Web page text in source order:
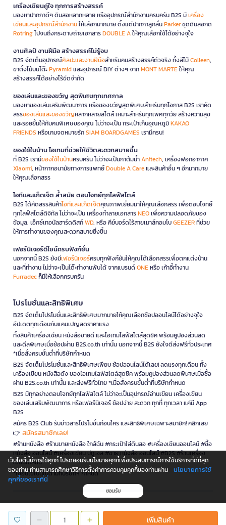
เพิ่มสินค้า
เครื่องเขียนคู่ใจ ทุกการสร้างสรรค์
มองหาปากกาดีๆ ดินสอหลากหลาย หรืออุปกรณ์สำนักงานครบครัน B2S มีเครื่อง
เขียนและอุปกรณ์สำนักงานให้เลือกมากมาย ตั้งแต่ปากกาลูกลื่นParkerชุดดินสอกด
Rotringไปจนถึงกระดาษถ่ายเอกสารDOUBLE Aให้คุณเลือกใช้ได้อย่างจุใจ
งานศิลป์ งานฝีมือ สร้างสรรค์ไม่รู้จบ
B2S จัดเต็มอุปกรณ์ศิลปะและงานฝีมือสำหรับคนสร้างสรรค์ตัวจริง ทั้งสีไม้Colleen,
ขาตั้งไม้บนโต๊ะPyramidและอุปกรณ์ DIY ต่างๆ จากMONT MARTEให้คุณ
สร้างสรรค์ได้อย่างไร้ขีดจำกัด
ของเล่นและของขวัญ สุดพิเศษทุกเทศกาล
มองหาของเล่นเสริมพัฒนาการ หรือของขวัญสุดพิเศษสำหรับทุกโอกาส B2S เราคัด
สรรของเล่นและของขวัญหลากหลายสไตล์ เหมาะสำหรับทุกเพศทุกวัย สร้างความสุข
และรอยยิ้มให้กับคนพิเศษของคุณ ไม่ว่าจะเป็น กระเป๋าเก็บอุณหภูมิKAKAO
FRIENDS หรือเกมจดหมายรักSIAM BOARDGAMES เรามีครบ!
ของใช้ในบ้าน ไอเทมที่ช่วยให้ชีวิตสะดวกสบายขึ้น
ที่ B2S เรามีของใช้ในบ้านครบครัน ไม่ว่าจะเป็นกาต้มน้ำAnitech, เครื่องฟอกอากาศ
Xiaomi, หน้ากากอนามัยทางการแพทย์Double A Careและสินค้าอื่น ๆ อีกมากมาย
ให้คุณเลือกสรร
ไอทีและแก็ดเจ็ต ล้ำสมัย ตอบโจทย์ทุกไลฟ์สไตล์
B2S ได้คัดสรรสินค้าไอทีและแก็ดเจ็ตคุณภาพเยี่ยมมาให้คุณเลือกสรร เพื่อตอบโจทย์
ทุกไลฟ์สไตล์ดิจิทัล ไม่ว่าจะเป็น เครื่องทำลายเอกสารNEOเพื่อความปลอดภัยของ
ข้อมูล, เอ็กซ์เทอนัลฮาร์ดดิสก์WD, หรือ คีย์บอร์ดไร้สายเมาส์คอมโบGEEZERที่ช่วย
ให้การทำงานของคุณสะดวกสบายยิ่งขึ้น
เฟอร์นิเจอร์ดีไซน์ครบฟังก์ชั่น
นอกจากนี้ B2S ยังมีเฟอร์นิเจอร์ครบทุกฟังก์ชันให้คุณได้เลือกสรรเพื่อตกแต่งบ้าน
และที่ทำงาน ไม่ว่าจะเป็นโต๊ะทำงานพับได้ จากแบรนด์ONEหรือ เก้าอี้ทำงาน
Furradecก็มีให้เลือกครบครัน
โปรโมชั่นและสิทธิพิเศษ
B2S จัดเต็มโปรโมชั่นและสิทธิพิเศษมากมายให้คุณเลือกช้อปออนไลน์ได้อย่างจุใจ
อัปเดตทุกเดือนกับแคมเปญลดราคาแรง
ทั้งสินค้าเครื่องเขียน หนังสือขายดี และไอเทมไลฟ์สไตล์สุดชิค พร้อมคูปองส่วนลด
และดีลพิเศษเมื่อช้อปผ่าน B2S.co.th เท่านั้น นอกจากนี้ B2S ยังใจดีส่งฟรีทั่วประเทศ
*เมื่อสั่งครบขั้นต่ำที่บริษัทกำหนด
B2S จัดเต็มโปรโมชั่นและสิทธิพิเศษเพียบ ช้อปออนไลน์ได้เลย! ลดแรงทุกเดือน ทั้ง
เครื่องเขียน หนังสือดัง ของไอเทมไลฟ์สไตล์สุดชิค พร้อมคูปองส่วนลดพิเศษเมื่อซื้อ
ผ่าน B2S.co.th เท่านั้น และส่งฟรีทั่วไทย *เมื่อสั่งครบขั้นต่ำที่บริษัทกำหนด
B2S มีทุกอย่างตอบโจทย์ทุกไลฟ์สไตล์ ไม่ว่าจะเป็นอุปกรณ์อ่านเขียน เครื่องเขียน
ของเล่นเสริมพัฒนาการ หรือเฟอร์นิเจอร์ ช้อปง่าย สะดวก ทุกที่ ทุกเวลา แค่มี App
B2S
สมัคร B2S Club รับข่าวสารโปรโมชั่นก่อนใคร และสิทธิพิเศษเฉพาะสมาชิก! คลิกเลย
👉 สมัครสมาชิกเลย!
#ร้านหนังสือ #ร้านขายหนังสือ ใกล้ฉัน #กระเป๋าใส่ดินสอ #เครื่องเขียนออนไลน์ #ซื้อ
หนังสือ ออนไลน์ #เครื่องเขียน บีทูเอส #ขาย หนังสือ ออนไลน์ #B2S #ร้านเครื่อง
เขียนใกล้ฉัน
*เงื่อนไขเป็นไปตามที่บริษัทฯ กำหนด
is a company operating under
เว็บไซต์นี้มีการใช้คุกกี้ โปรดยอมรับนโยบายคุกกี้เพื่อประสบการณ์การใช้บริการที่ดีที่สุด
ของท่าน ท่านสามารถศึกษาวิธีการตั้งค่าการควบคุมคุกกี้ของท่านผ่าน
นโยบายการใช้
คุกกี้ของเราที่นี่
ยอมรับ